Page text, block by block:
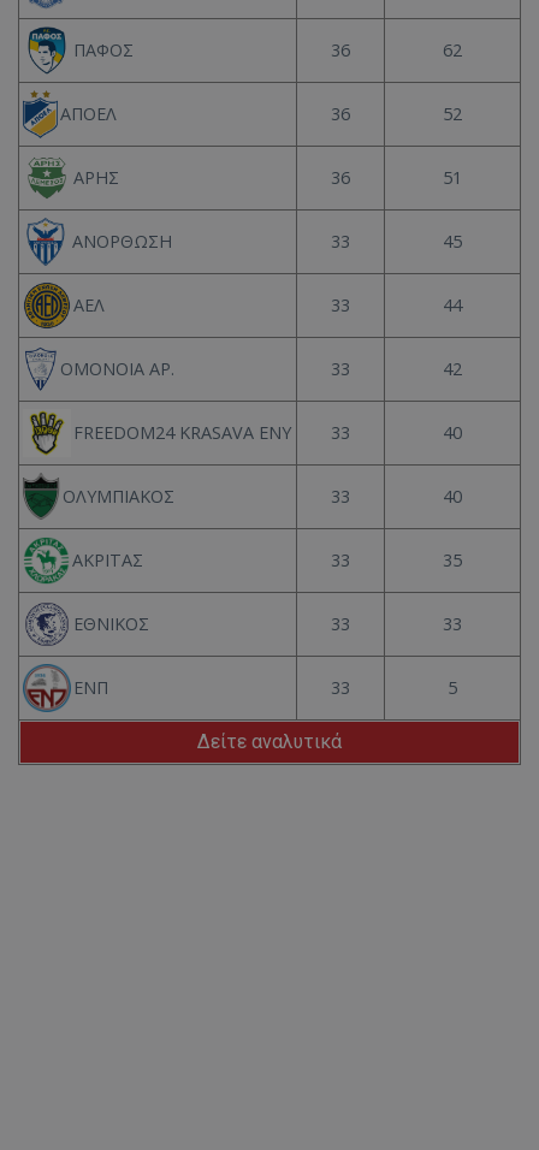
ΠΑΦΟΣ 36 62
ΑΠΟΕΛ 36 52
ΑΡΗΣ 36 51
ΑΝΟΡΘΩΣΗ 33 45
ΑΕΛ 33 44
ΟΜΟΝΟΙΑ ΑΡ. 33 42
FREEDOM24 KRASAVA ΕΝΥ 33 40
ΟΛΥΜΠΙΑΚΟΣ 33 40
ΑΚΡΙΤΑΣ 33 35
ΕΘΝΙΚΟΣ 33 33
ΕΝΠ 33 5
Δείτε αναλυτικά